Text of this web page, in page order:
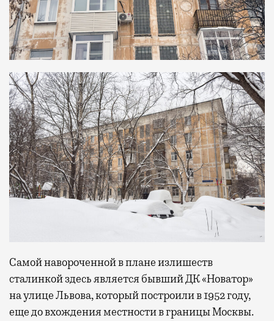
Самой навороченной в плане излишеств
сталинкой здесь является бывший ДК «Новатор»
на улице Львова, который построили в 1952 году,
еще до вхождения местности в границы Москвы.